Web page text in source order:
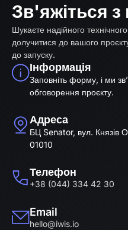
Зв'яжіться з
Шукаєте надійного
долучитися до вашого
до запуску.
Інформація
Заповніть форму, і ми
обговорення проєкту.
Адреса
БЦ Senator, вул. Князів
01010
Телефон
+38 (044) 334 42 30
Email
hello@iwis.io